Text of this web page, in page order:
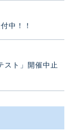
中！！
スト」開催中止